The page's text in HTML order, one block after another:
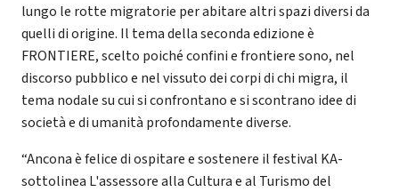
lungo le rotte migratorie per abitare altri spazi diversi da
quelli di origine. Il tema della seconda edizione è
FRONTIERE, scelto poiché confini e frontiere sono, nel
discorso pubblico e nel vissuto dei corpi di chi migra, il
tema nodale su cui si confrontano e si scontrano idee di
società e di umanità profondamente diverse.
“Ancona è felice di ospitare e sostenere il festival KA-
sottolinea L'assessore alla Cultura e al Turismo del